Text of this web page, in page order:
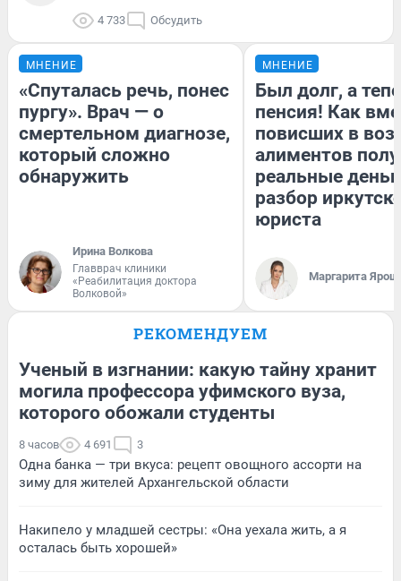
4 733 Обсудить
МНЕНИЕ
«Спуталась речь, понес
пургу». Врач — о
смертельном диагнозе,
который сложно
обнаружить
Ирина Волкова
Главврач клиники
«Реабилитация доктора
Волковой»
МНЕНИЕ
Был долг, а
пенсия! Как
повисших в
алиментов
реальные
разбор
юриста
Маргарита
РЕКОМЕНДУЕМ
Ученый в изгнании: какую тайну хранит
могила профессора уфимского вуза,
которого обожали студенты
8 часов 4 691 3
Одна банка — три вкуса: рецепт овощного ассорти на
зиму для жителей Архангельской области
Накипело у младшей сестры: «Она уехала жить, а я
осталась быть хорошей»